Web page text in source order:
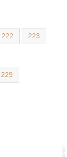
222 223
229